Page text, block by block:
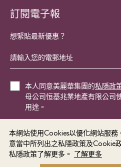
本網站使用Cookies以優化網站服務
意當中所列出之私隱政策及Cookie
私隱政策了解更多。 了解更多
訂閱電子報
想緊貼最新優惠？
本人同意美麗華集團的私隱政
母公司恒基兆業地產有限公司
用途。
立即登記